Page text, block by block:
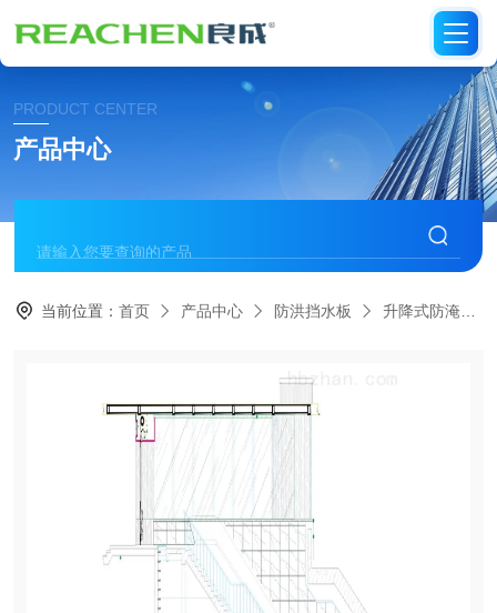
PRODUCT CENTER
产品中心
当前位置：首页 产品中心 防洪挡水板 升降式防淹装置